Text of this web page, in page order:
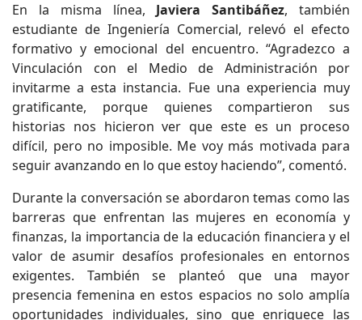
En la misma línea, Javiera Santibáñez, también
estudiante de Ingeniería Comercial, relevó el efecto
formativo y emocional del encuentro. “Agradezco a
Vinculación con el Medio de Administración por
invitarme a esta instancia. Fue una experiencia muy
gratificante, porque quienes compartieron sus
historias nos hicieron ver que este es un proceso
difícil, pero no imposible. Me voy más motivada para
seguir avanzando en lo que estoy haciendo”, comentó.
Durante la conversación se abordaron temas como las
barreras que enfrentan las mujeres en economía y
finanzas, la importancia de la educación financiera y el
valor de asumir desafíos profesionales en entornos
exigentes. También se planteó que una mayor
presencia femenina en estos espacios no solo amplía
oportunidades individuales, sino que enriquece las